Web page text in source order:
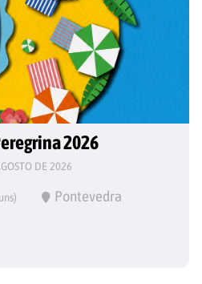
2026
DE 2026
Pontevedra